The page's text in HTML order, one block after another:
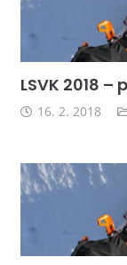
LSVK 2018
16. 2. 2018